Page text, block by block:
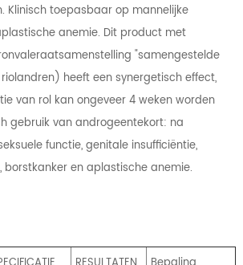
Klinisch toepasbaar op mannelijke
anemie. Dit product met
"samengestelde
heeft een synergetisch effect,
van rol kan ongeveer 4 weken worden
gebruik van androgeentekort: na
functie, genitale insufficiëntie,
borstkanker en aplastische anemie.